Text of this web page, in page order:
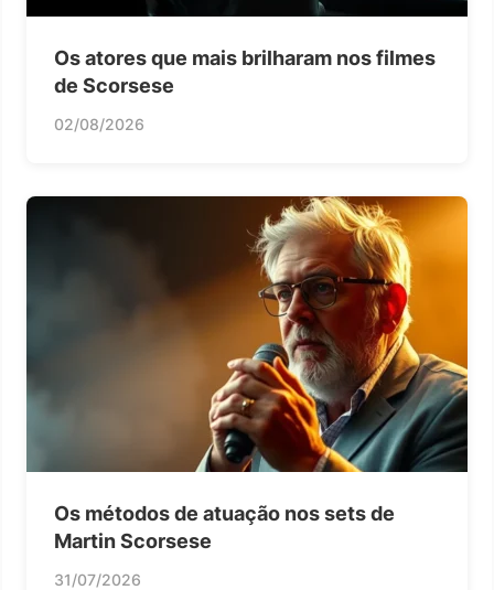
Os atores que mais brilharam nos filmes
de Scorsese
02/08/2026
Os métodos de atuação nos sets de
Martin Scorsese
31/07/2026